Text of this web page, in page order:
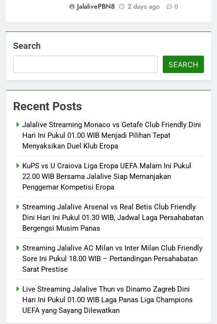
JalalivePBN8
2 days ago 0
Search
SEARCH
Recent Posts
Jalalive Streaming Monaco vs Getafe Club Friendly Dini
Hari Ini Pukul 01.00 WIB Menjadi Pilihan Tepat
Menyaksikan Duel Klub Eropa
KuPS vs U Craiova Liga Eropa UEFA Malam Ini Pukul
22.00 WIB Bersama Jalalive Siap Memanjakan
Penggemar Kompetisi Eropa
Streaming Jalalive Arsenal vs Real Betis Club Friendly
Dini Hari Ini Pukul 01.30 WIB, Jadwal Laga Persahabatan
Bergengsi Musim Panas
Streaming Jalalive AC Milan vs Inter Milan Club Friendly
Sore Ini Pukul 18.00 WIB – Pertandingan Persahabatan
Sarat Prestise
Live Streaming Jalalive Thun vs Dinamo Zagreb Dini
Hari Ini Pukul 01.00 WIB Laga Panas Liga Champions
UEFA yang Sayang Dilewatkan